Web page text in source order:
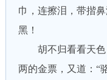
巾，连擦泪，带揩
黑！
胡不归看看天色
两的金票，又道：“